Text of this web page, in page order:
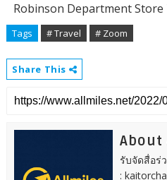
Robinson Department
Tags # Travel # Zoom
Share This
About
รับจัดสื่อร่
: